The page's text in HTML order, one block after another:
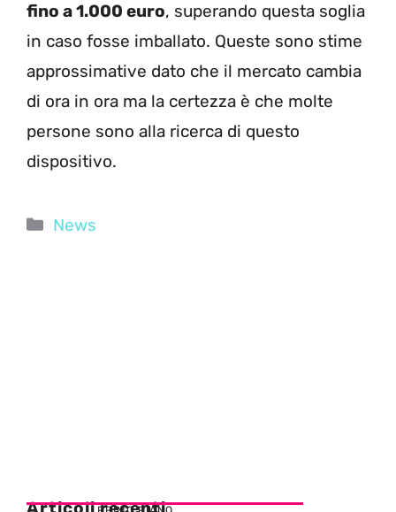
fino a 1.000 euro, superando questa soglia
in caso fosse imballato. Queste sono stime
approssimative dato che il mercato cambia
di ora in ora ma la certezza è che molte
persone sono alla ricerca di questo
dispositivo.
Categorie
News